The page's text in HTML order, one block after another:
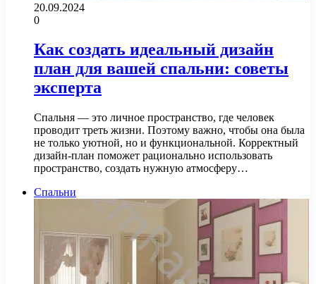
20.09.2024
0
Как создать идеальный дизайн
план для вашей спальни: советы
эксперта
Спальня — это личное пространство, где человек
проводит треть жизни. Поэтому важно, чтобы она была
не только уютной, но и функциональной. Корректный
дизайн-план поможет рационально использовать
пространство, создать нужную атмосферу…
Спальни